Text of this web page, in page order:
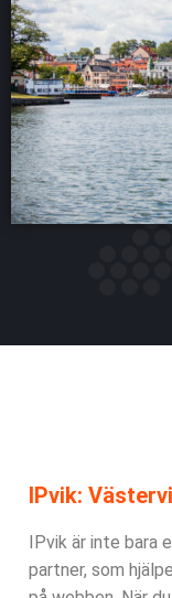
IPvik:
IPvik är inte bara
partner, som